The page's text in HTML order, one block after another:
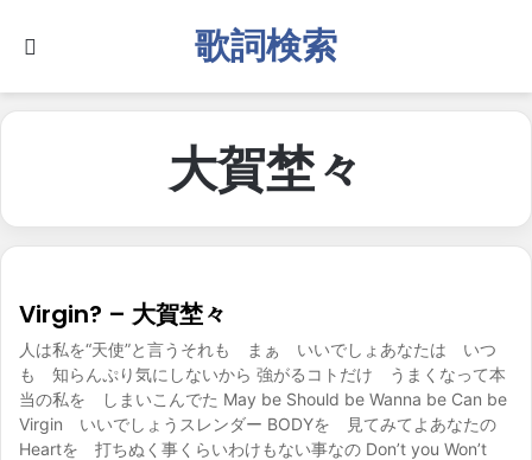
歌詞検索
大賀埜々
Virgin? – 大賀埜々
人は私を“天使”と言うそれも まぁ いいでしょあなたは いつ
も 知らんぷり気にしないから 強がるコトだけ うまくなって本
当の私を しまいこんでた May be Should be Wanna be Can be
Virgin いいでしょうスレンダー BODYを 見てみてよあなたの
Heartを 打ちぬく事くらいわけもない事なの Don’t you Won’t